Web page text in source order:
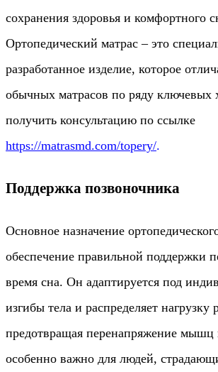
сохранения здоровья и комфортного
Ортопедический матрас – это
разработанное изделие, которое
обычных матрасов по ряду ключевых
получить консультацию по ссылке
https://matrasmd.com/topery/.
Поддержка позвоночника
Основное назначение
обеспечение правильной поддержки
время сна. Он адаптируется под
изгибы тела и распределяет нагрузку
предотвращая перенапряжение мышц
особенно важно для людей,